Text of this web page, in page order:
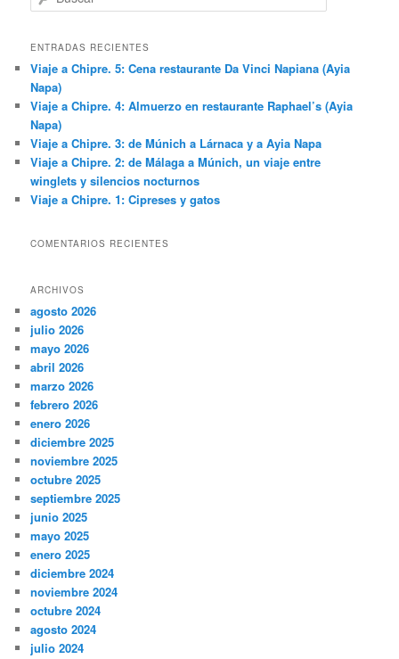
u
c
r
ENTRADAS RECIENTES
Viaje a Chipre. 5: Cena restaurante Da Vinci Napiana (Ayia
Napa)
Viaje a Chipre. 4: Almuerzo en restaurante Raphael’s (Ayia
Napa)
Viaje a Chipre. 3: de Múnich a Lárnaca y a Ayia Napa
Viaje a Chipre. 2: de Málaga a Múnich, un viaje entre
winglets y silencios nocturnos
Viaje a Chipre. 1: Cipreses y gatos
COMENTARIOS RECIENTES
ARCHIVOS
agosto 2026
julio 2026
mayo 2026
abril 2026
marzo 2026
febrero 2026
enero 2026
diciembre 2025
noviembre 2025
octubre 2025
septiembre 2025
junio 2025
mayo 2025
enero 2025
diciembre 2024
noviembre 2024
octubre 2024
agosto 2024
julio 2024